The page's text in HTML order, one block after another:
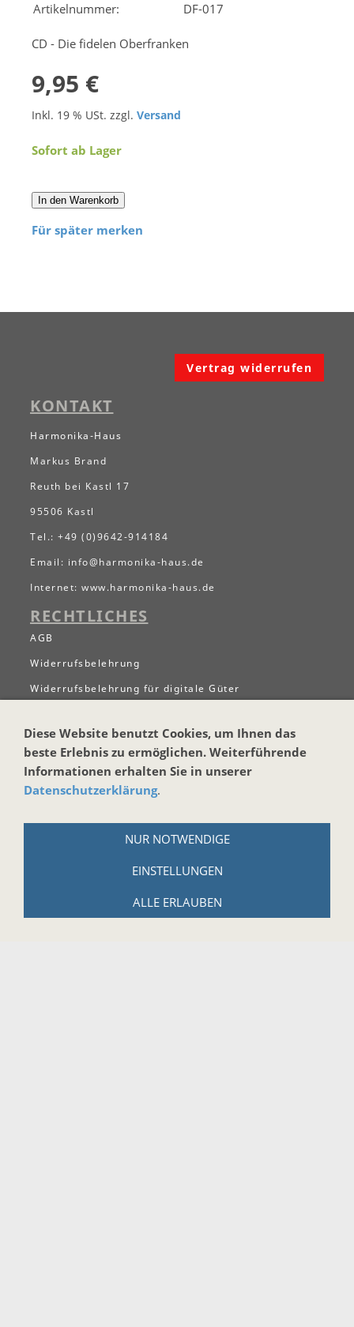
Artikelnummer:
DF-017
CD - Die fidelen Oberfranken
9,95 €
Inkl. 19 % USt. zzgl. Versand
Sofort ab Lager
In den Warenkorb
Für später merken
Vertrag widerrufen
KONTAKT
Harmonika-Haus
Markus Brand
Reuth bei Kastl 17
95506 Kastl
Tel.: +49 (0)9642-914184
Email: info@harmonika-haus.de
Internet: www.harmonika-haus.de
RECHTLICHES
AGB
Widerrufsbelehrung
Widerrufsbelehrung für digitale Güter
Zahlungs- und Versandbedingungen
Hinweise zur Batterieentsorgung
Cookies
WICHTIGES
Newsletter anmelgen
Diese Website benutzt Cookies, um Ihnen das
beste Erlebnis zu ermöglichen. Weiterführende
Informationen erhalten Sie in unserer
Datenschutzerklärung.
NUR NOTWENDIGE
EINSTELLUNGEN
ALLE ERLAUBEN